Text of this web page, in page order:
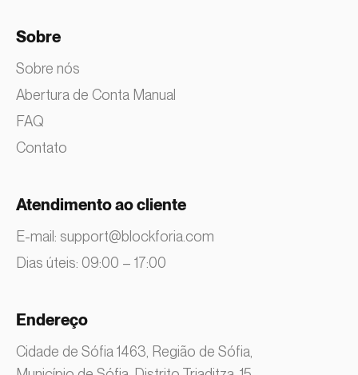
Sobre
Sobre nós
Abertura de Conta Manual
FAQ
Contato
Atendimento ao cliente
E-mail: support@blockforia.com
Dias úteis: 09:00 – 17:00
Endereço
Cidade de Sófia 1463, Região de Sófia,